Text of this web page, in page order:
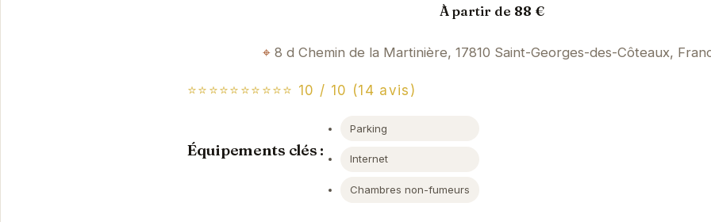
À partir de 88 €
8 d Chemin de la Martinière, 17810 Saint-Georges-des-Côteaux,
⭐⭐⭐⭐⭐⭐⭐⭐⭐⭐ 10 / 10 (14 avis)
Équipements clés :
Parking
Internet
Chambres non-fumeurs